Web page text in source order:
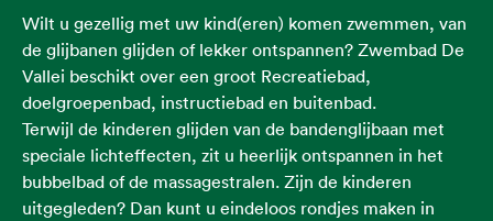
Wilt u gezellig met uw kind(eren) komen zwemmen, van
de glijbanen glijden of lekker ontspannen? Zwembad De
Vallei beschikt over een groot Recreatiebad,
doelgroepenbad, instructiebad en buitenbad.
Terwijl de kinderen glijden van de bandenglijbaan met
speciale lichteffecten, zit u heerlijk ontspannen in het
bubbelbad of de massagestralen. Zijn de kinderen
uitgegleden? Dan kunt u eindeloos rondjes maken in